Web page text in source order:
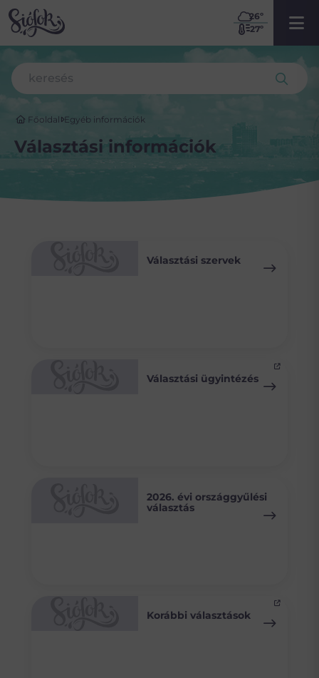
26º
27º
Főoldal Egyéb információk
Választási információk
Választási szervek
Választási ügyintézés
2026. évi országgyűlési
választás
Korábbi választások